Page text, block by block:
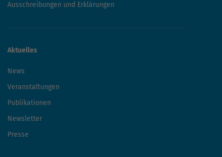
Ausschreibungen und Erklärungen
Aktuelles
News
Veranstaltungen
Publikationen
Newsletter
Presse